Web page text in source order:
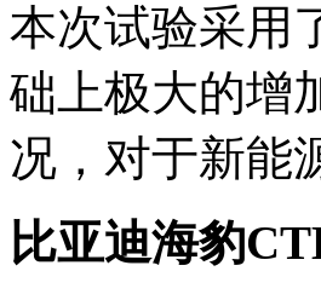
本次试验采用
础上极大的增
况，对于新能
比亚迪海豹